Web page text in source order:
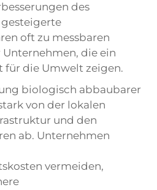
des
oft zu messbaren
die ein
für die Umwelt zeigen.
biologisch abbaubarer
von der lokalen
und den
ab. Unternehmen
vermeiden,